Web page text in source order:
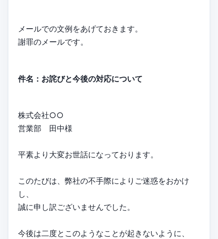
メールでの文例をあげておきます。
謝罪のメールです。
件名：お詫びと今後の対応について
株式会社○○
営業部 田中様
平素より大変お世話になっております。
このたびは、弊社の不手際によりご迷惑をおかけ
し、
誠に申し訳ございませんでした。
今後は二度とこのようなことが起きないように、